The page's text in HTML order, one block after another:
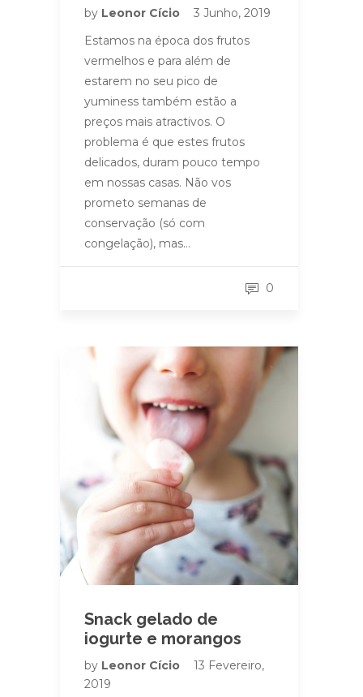
by Leonor Cício
3 Junho, 2019
Estamos na época dos frutos
vermelhos e para além de
estarem no seu pico de
yuminess também estão a
preços mais atractivos. O
problema é que estes frutos
delicados, duram pouco tempo
em nossas casas. Não vos
prometo semanas de
conservação (só com
congelação), mas…
0
Snack gelado de
iogurte e morangos
by Leonor Cício
13 Fevereiro,
2019